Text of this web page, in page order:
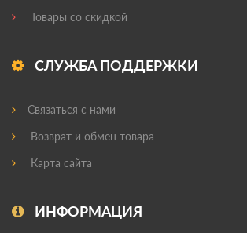
Товары со скидкой
СЛУЖБА ПОДДЕРЖКИ
Связаться с нами
Возврат и обмен товара
Карта сайта
ИНФОРМАЦИЯ